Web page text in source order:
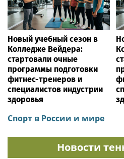
Новый учебный сезон в
Колледже Вейдера:
стартовали очные
программы подготовки
фитнес-тренеров и
специалистов индустрии
здоровья
Спорт в России и мире
Новости